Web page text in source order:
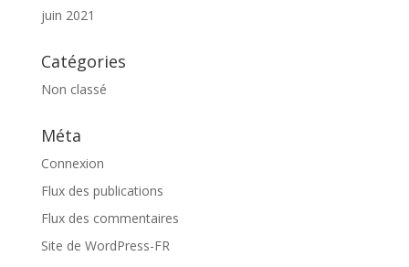
juin 2021
Catégories
Non classé
Méta
Connexion
Flux des publications
Flux des commentaires
Site de WordPress-FR